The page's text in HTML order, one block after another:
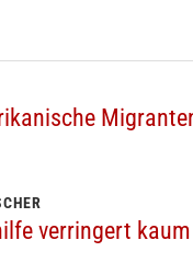
verringert